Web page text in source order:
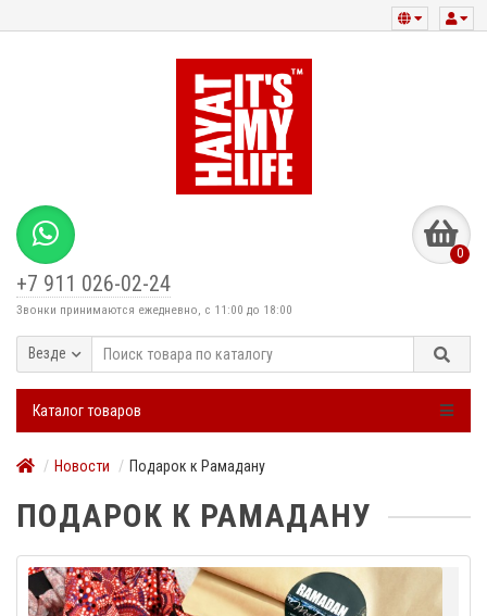
+7 911 026-02-24
Звонки принимаются ежедневно, с 11:00 до 18:00
0
Везде
Каталог товаров
Новости Подарок к Рамадану
ПОДАРОК К РАМАДАНУ